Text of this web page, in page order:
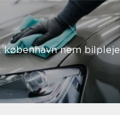
nem bilpleje,